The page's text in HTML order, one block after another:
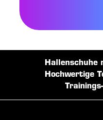
Hallenschuhe
Hochwertige